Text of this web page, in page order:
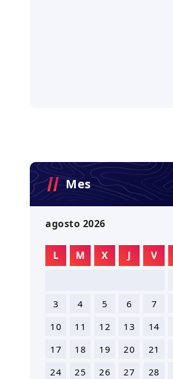
Mes
agosto 2026
L M X J V
3
4 5 6 7
10
11 12 13 14
17
18 19 20 21
24
25 26 27 28